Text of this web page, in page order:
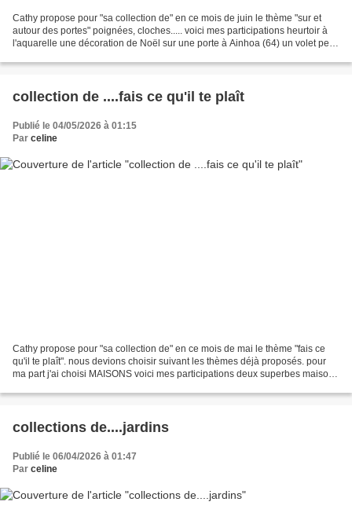
Cathy propose pour "sa collection de" en ce mois de juin le thème "sur et
autour des portes" poignées, cloches..... voici mes participations heurtoir à
l'aquarelle une décoration de Noël sur une porte à Ainhoa (64) un volet peint
collection de ....fais ce qu'il te plaît
Publié le 04/05/2026 à 01:15
Par celine
Cathy propose pour "sa collection de" en ce mois de mai le thème "fais ce
qu'il te plaît". nous devions choisir suivant les thèmes déjà proposés. pour
ma part j'ai choisi MAISONS voici mes participations deux superbes maisons
collections de....jardins
Publié le 06/04/2026 à 01:47
Par celine